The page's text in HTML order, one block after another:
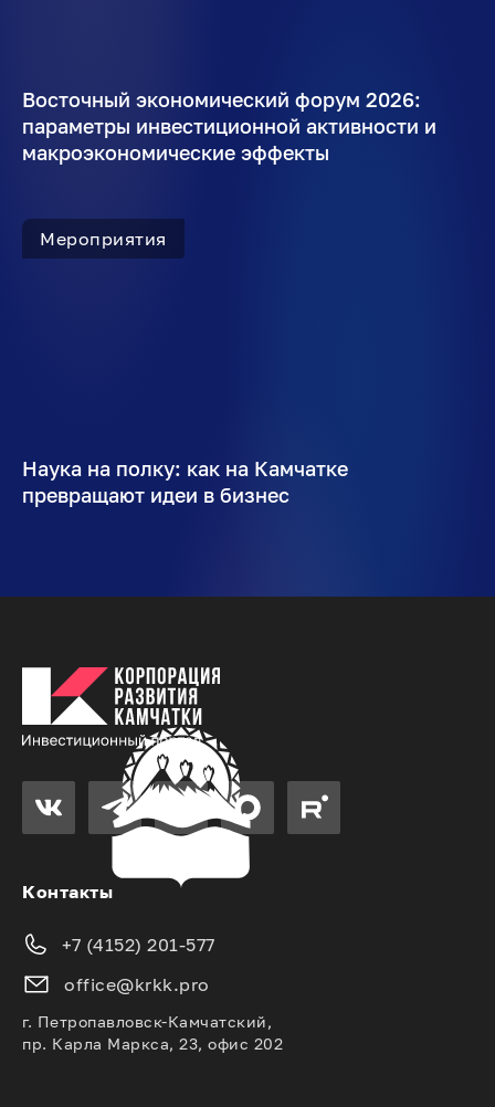
Восточный экономический форум 2026:
параметры инвестиционной активности и
макроэкономические эффекты
Мероприятия
Наука на полку: как на Камчатке
превращают идеи в бизнес
Контакты
+7 (4152) 201-577
office@krkk.pro
г. Петропавловск-Камчатский,
пр. Карла Маркса, 23, офис 202